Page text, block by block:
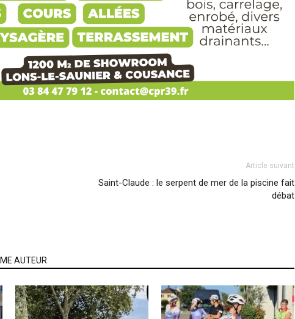
Article suivant
Saint-Claude : le serpent de mer de la piscine fait
débat
AUTEUR